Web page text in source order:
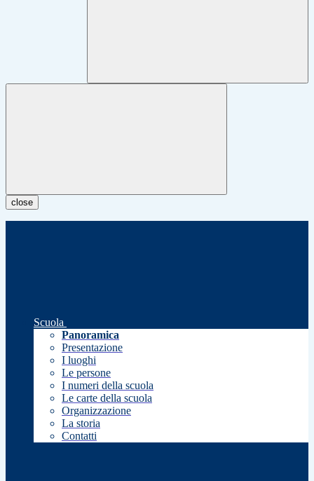
close
Scuola
Panoramica
Presentazione
I luoghi
Le persone
I numeri della scuola
Le carte della scuola
Organizzazione
La storia
Contatti